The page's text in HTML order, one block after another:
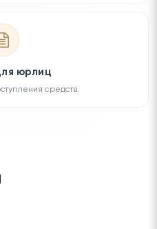
юрлиц
средств.